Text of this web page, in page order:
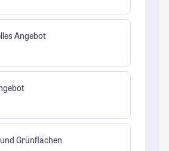
Angebot
Grünflächen